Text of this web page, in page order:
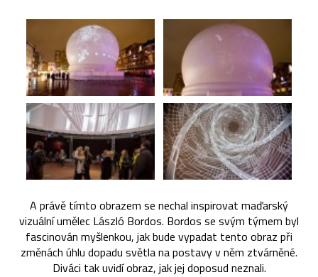
A právě tímto obrazem se nechal inspirovat maďarský
vizuální umělec László Bordos. Bordos se svým týmem byl
fascinován myšlenkou, jak bude vypadat tento obraz při
změnách úhlu dopadu světla na postavy v něm ztvárněné.
Diváci tak uvidí obraz, jak jej doposud neznali.